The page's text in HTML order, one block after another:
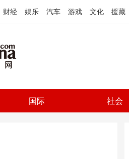
财经 娱乐 汽车 游戏 文化 援藏
国际 社会